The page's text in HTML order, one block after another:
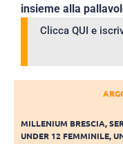
insieme alla
Clicca QUI e
MILLENIUM BRESCIA,
UNDER 12 FEMMINILE,